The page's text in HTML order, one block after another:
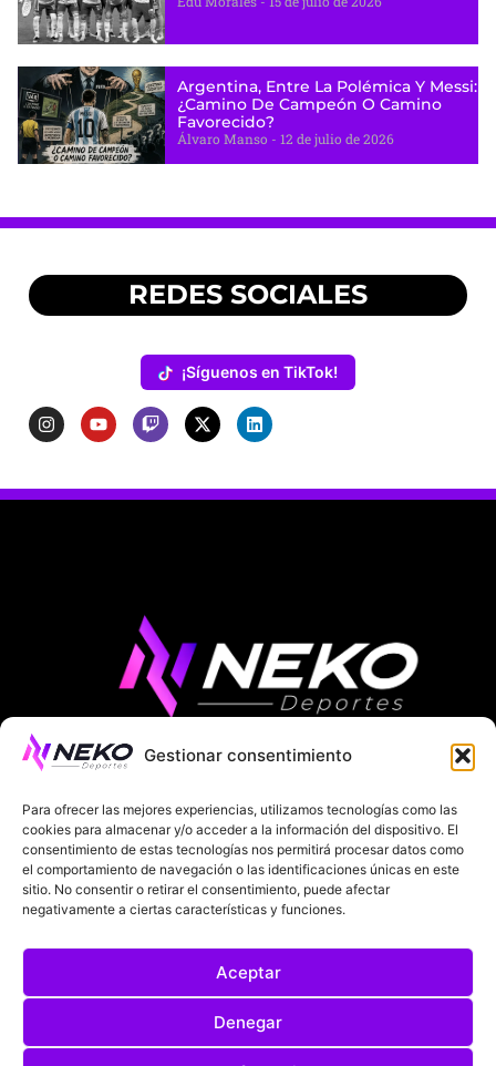
Gestionar consentimiento
Para ofrecer las mejores experiencias, utilizamos tecnologías como las
cookies para almacenar y/o acceder a la información del dispositivo. El
consentimiento de estas tecnologías nos permitirá procesar datos como
el comportamiento de navegación o las identificaciones únicas en este
sitio. No consentir o retirar el consentimiento, puede afectar
negativamente a ciertas características y funciones.
Aceptar
Denegar
Argentina, Entre La Polémica Y Messi:
¿camino De Campeón O Camino
Favorecido?
Álvaro Manso 12 de julio de 2026
REDES SOCIALES
¡Síguenos en TikTok!
ÚLTIMAS NOTICIAS COMPETICIONES EUROPEAS
LA LIGA MUNDIAL 2026 FÚTBOL INTERNACIONAL
SOBRE NOSOTROS
POLÍTICA DE PRIVACIDAD
POLÍTICA DE COOKIES